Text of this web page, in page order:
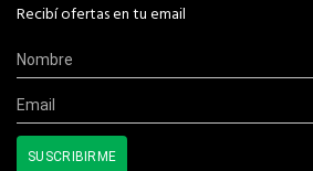
Recibí ofertas en tu email